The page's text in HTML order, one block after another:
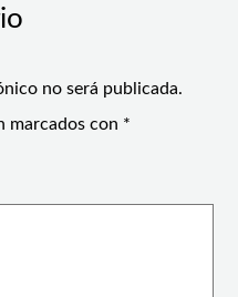
no será publicada.
marcados con *